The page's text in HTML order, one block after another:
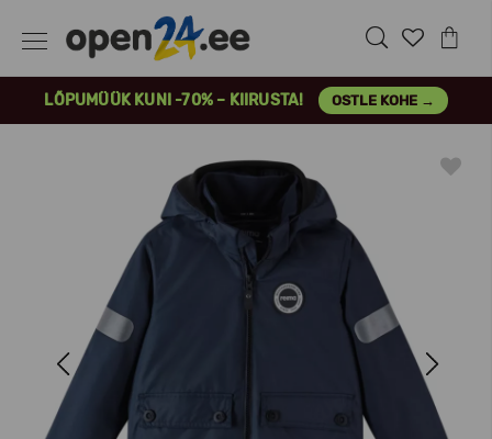
LÕPUMÜÜK KUNI -70% – KIIRUSTA! OSTLE KOHE →
Previous Next